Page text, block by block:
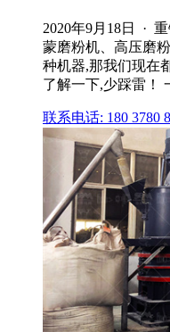
2020年9月18日 ·
蒙磨粉机、高压磨
种机器,那我们现在
了解一下,少踩雷！
联系电话: 180 3780